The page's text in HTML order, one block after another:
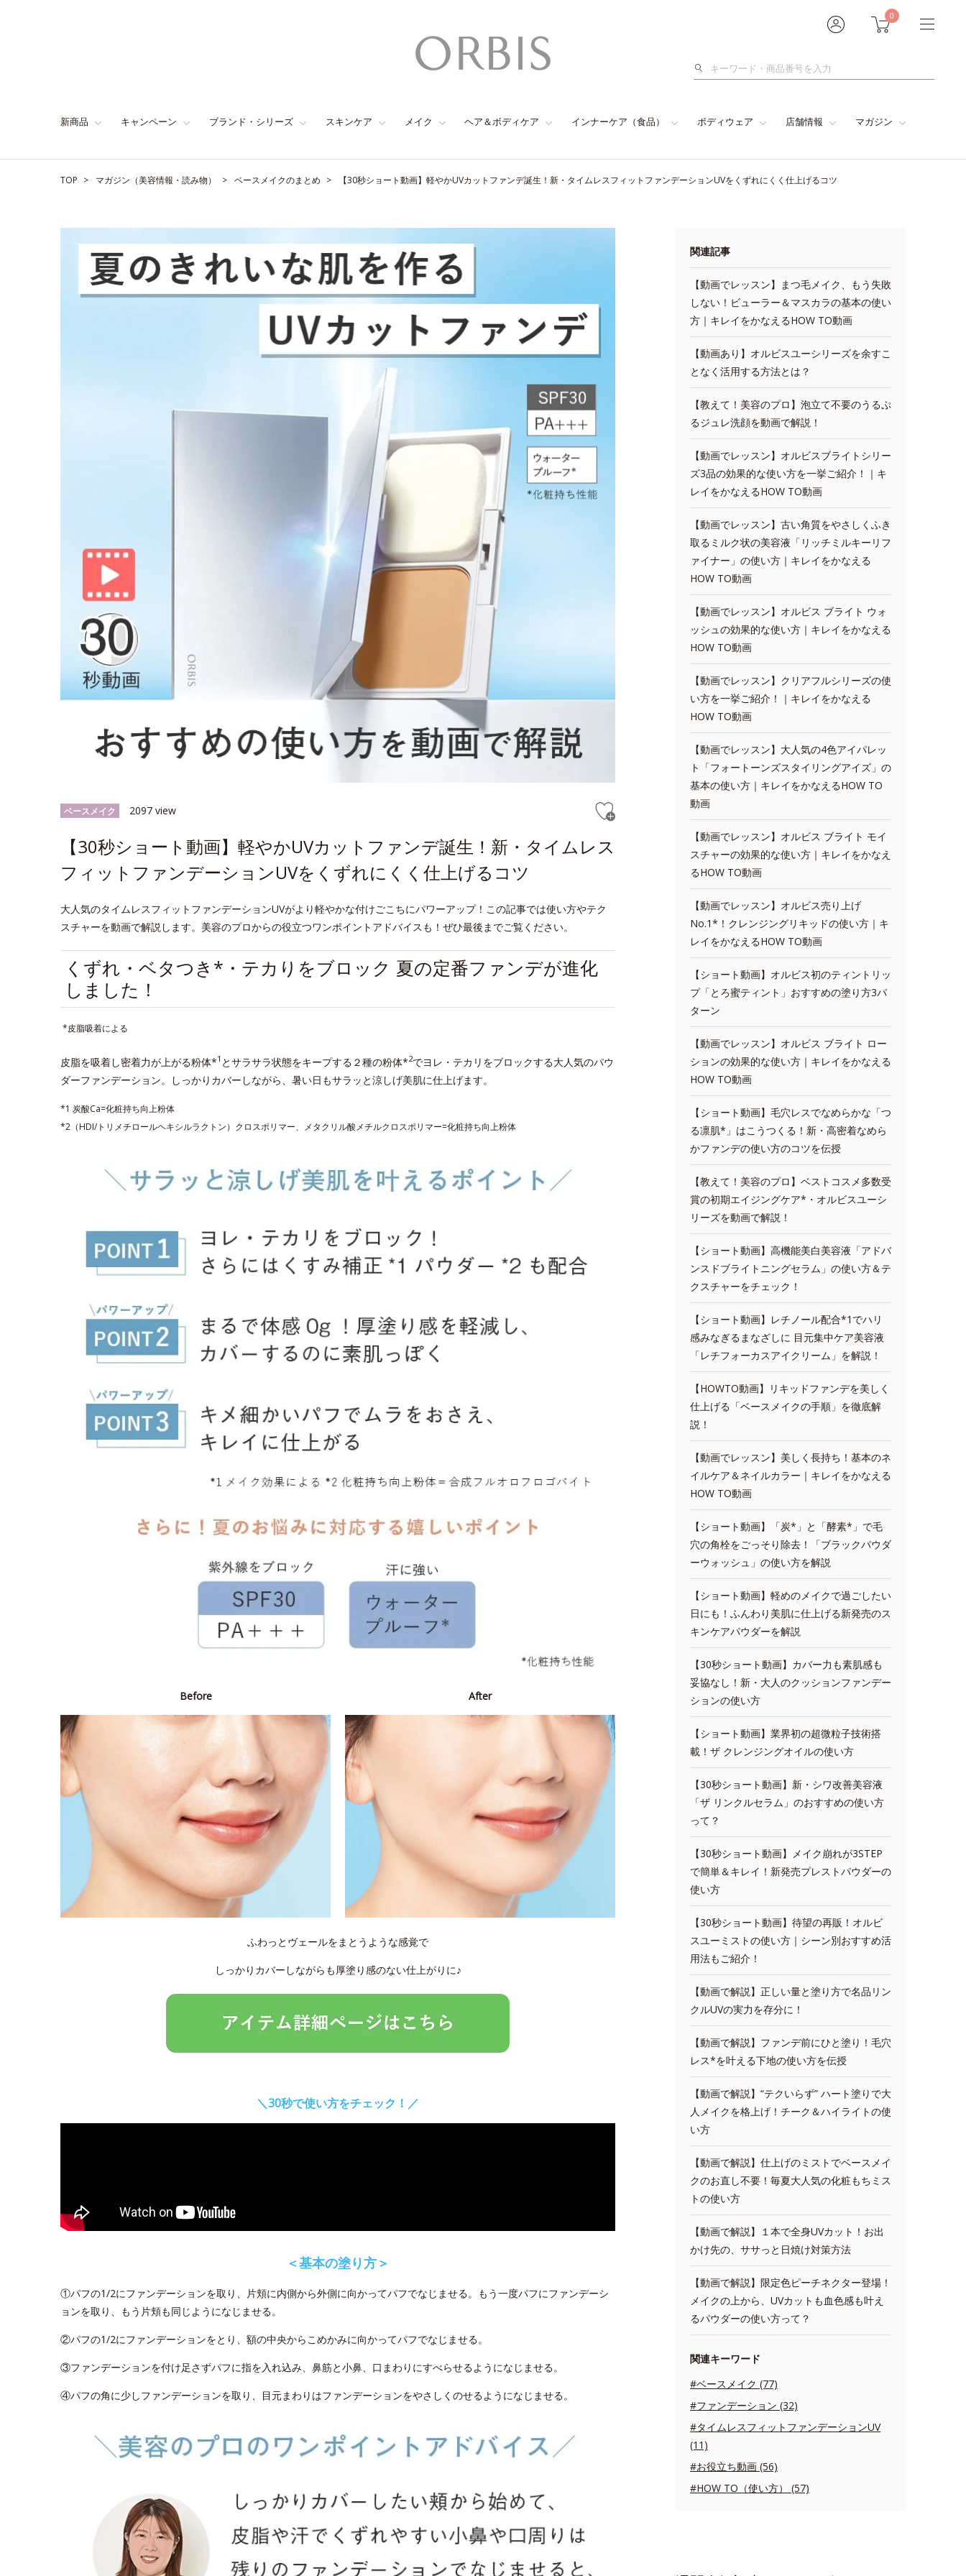
0
検
新商品 キャンペーン ブランド・シリーズ スキンケア メイク ヘア＆ボディケア インナーケア（食品） ボディウェア 店舗情報 マガジン
TOP マガジン（美容情報・読み物） ベースメイクのまとめ 【30秒ショート動画】軽やかUVカットファンデ誕生！新・タイムレスフィットファンデーションUVをくずれにくく仕上げるコツ
ベースメイク 2097 view
【30秒ショート動画】軽やかUVカットファンデ誕生！新・タイムレス
フィットファンデーションUVをくずれにくく仕上げるコツ
大人気のタイムレスフィットファンデーションUVがより軽やかな付けごこちにパワーアップ！この記事では使い方やテク
スチャーを動画で解説します。美容のプロからの役立つワンポイントアドバイスも！ぜひ最後までご覧ください。
くずれ・ベタつき*・テカりをブロック 夏の定番ファンデが進化
しました！
*皮脂吸着による
皮脂を吸着し密着力が上がる粉体*1 とサラサラ状態をキープする２種の粉体*2でヨレ・テカリをブロックする大人気のパウ
ダーファンデーション。しっかりカバーしながら、暑い日もサラッと涼しげ美肌に仕上げます。
*1 炭酸Ca=化粧持ち向上粉体
*2（HDI/トリメチロールヘキシルラクトン）クロスポリマー、メタクリル酸メチルクロスポリマー=化粧持ち向上粉体
Before After
ふわっとヴェールをまとうような感覚で
しっかりカバーしながらも厚塗り感のない仕上がりに♪
＼30秒で使い方をチェック！／
＜基本の塗り方＞
①パフの1/2にファンデーションを取り、片頬に内側から外側に向かってパフでなじませる。もう一度パフにファンデーシ
ョンを取り、もう片頬も同じようになじませる。
②パフの1/2にファンデーションをとり、額の中央からこめかみに向かってパフでなじませる。
③ファンデーションを付け足さずパフに指を入れ込み、鼻筋と小鼻、口まわりにすべらせるようになじませる。
④パフの角に少しファンデーションを取り、目元まわりはファンデーションをやさしくのせるようになじませる。
関連記事
【動画でレッスン】まつ毛メイク、もう失敗
しない！ビューラー＆マスカラの基本の使い
方｜キレイをかなえるHOW TO動画
【動画あり】オルビスユーシリーズを余すこ
となく活用する方法とは？
【教えて！美容のプロ】泡立て不要のうるぷ
るジュレ洗顔を動画で解説！
【動画でレッスン】オルビスブライトシリー
ズ3品の効果的な使い方を一挙ご紹介！｜キ
レイをかなえるHOW TO動画
【動画でレッスン】古い角質をやさしくふき
取るミルク状の美容液「リッチミルキーリフ
ァイナー」の使い方｜キレイをかなえる
HOW TO動画
【動画でレッスン】オルビス ブライト ウォ
ッシュの効果的な使い方｜キレイをかなえる
HOW TO動画
【動画でレッスン】クリアフルシリーズの使
い方を一挙ご紹介！｜キレイをかなえる
HOW TO動画
【動画でレッスン】大人気の4色アイパレッ
ト「フォートーンズスタイリングアイズ」の
基本の使い方｜キレイをかなえるHOW TO
動画
【動画でレッスン】オルビス ブライト モイ
スチャーの効果的な使い方｜キレイをかなえ
るHOW TO動画
【動画でレッスン】オルビス売り上げ
No.1*！クレンジングリキッドの使い方｜キ
レイをかなえるHOW TO動画
【ショート動画】オルビス初のティントリッ
プ「とろ蜜ティント」おすすめの塗り方3パ
ターン
【動画でレッスン】オルビス ブライト ロー
ションの効果的な使い方｜キレイをかなえる
HOW TO動画
【ショート動画】毛穴レスでなめらかな「つ
る凛肌*」はこうつくる！新・高密着なめら
かファンデの使い方のコツを伝授
【教えて！美容のプロ】ベストコスメ多数受
賞の初期エイジングケア*・オルビスユーシ
リーズを動画で解説！
【ショート動画】高機能美白美容液「アドバ
ンスドブライトニングセラム」の使い方＆テ
クスチャーをチェック！
【ショート動画】レチノール配合*1でハリ
感みなぎるまなざしに 目元集中ケア美容液
「レチフォーカスアイクリーム」を解説！
【HOWTO動画】リキッドファンデを美しく
仕上げる「ベースメイクの手順」を徹底解
説！
【動画でレッスン】美しく長持ち！基本のネ
イルケア＆ネイルカラー｜キレイをかなえる
HOW TO動画
【ショート動画】「炭*」と「酵素*」で毛
穴の角栓をごっそり除去！「ブラックパウダ
ーウォッシュ」の使い方を解説
【ショート動画】軽めのメイクで過ごしたい
日にも！ふんわり美肌に仕上げる新発売のス
キンケアパウダーを解説
【30秒ショート動画】カバー力も素肌感も
妥協なし！新・大人のクッションファンデー
ションの使い方
【ショート動画】業界初の超微粒子技術搭
載！ザ クレンジングオイルの使い方
【30秒ショート動画】新・シワ改善美容液
「ザ リンクルセラム」のおすすめの使い方
って？
【30秒ショート動画】メイク崩れが3STEP
で簡単＆キレイ！新発売プレストパウダーの
使い方
【30秒ショート動画】待望の再販！オルビ
スユーミストの使い方｜シーン別おすすめ活
用法もご紹介！
【動画で解説】正しい量と塗り方で名品リン
クルUVの実力を存分に！
【動画で解説】ファンデ前にひと塗り！毛穴
レス*を叶える下地の使い方を伝授
【動画で解説】“テクいらず” ハート塗りで大
人メイクを格上げ！チーク＆ハイライトの使
い方
【動画で解説】仕上げのミストでベースメイ
クのお直し不要！毎夏大人気の化粧もちミス
トの使い方
【動画で解説】１本で全身UVカット！お出
かけ先の、ササっと日焼け対策方法
【動画で解説】限定色ピーチネクター登場！
メイクの上から、UVカットも血色感も叶え
るパウダーの使い方って？
関連キーワード
#ベースメイク (77)
#ファンデーション (32)
#タイムレスフィットファンデーションUV
(11)
#お役立ち動画 (56)
#HOW TO（使い方） (57)